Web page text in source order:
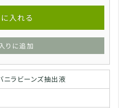
入れる
りに追加
ニラビーンズ抽出液